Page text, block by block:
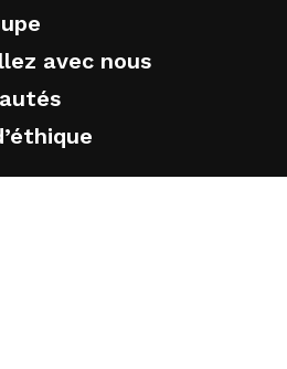
avec nous